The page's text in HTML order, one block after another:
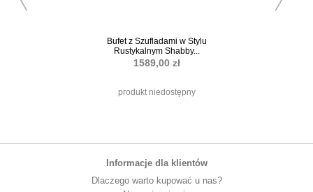
Bufet z Szufladami w Stylu
Rustykalnym Shabby...
1589,00 zł
produkt niedostępny
Informacje dla klientów
Dlaczego warto kupować u nas?